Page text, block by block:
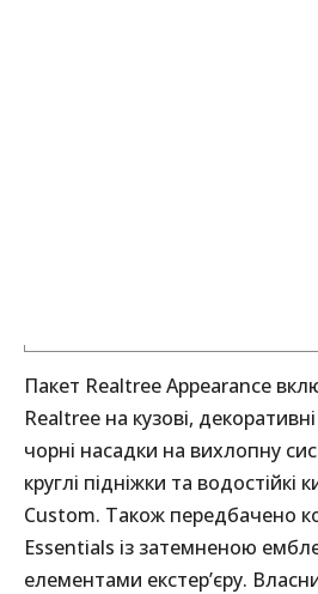
Пакет Realtree Appearance
Realtree на кузові,
чорні насадки на вихлопну
круглі підніжки та водостійкі
Custom. Також передбачено
Essentials із затемненою
елементами екстер’єру.